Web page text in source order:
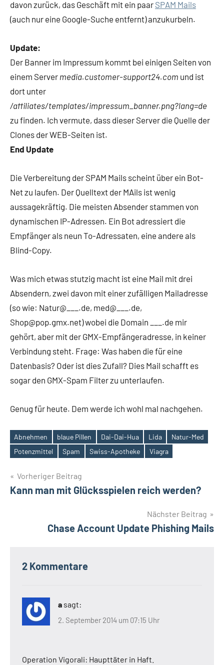
davon zurück, das Geschäft mit ein paar SPAM Mails
(auch nur eine Google-Suche entfernt) anzukurbeln.
Update:
Der Banner im Impressum kommt bei einigen Seiten von
einem Server media.customer-support24.com und ist
dort unter
/affiliates/templates/impressum_banner.png?lang=de
zu finden. Ich vermute, dass dieser Server die Quelle der
Clones der WEB-Seiten ist.
End Update
Die Verbereitung der SPAM Mails scheint über ein Bot-
Net zu laufen. Der Quelltext der MAils ist wenig
aussagekräftig. Die meisten Absender stammen von
dynamischen IP-Adressen. Ein Bot adressiert die
Empfänger als neun To-Adressaten, eine andere als
Blind-Copy.
Was mich etwas stutzig macht ist eine Mail mit drei
Absendern, zwei davon mit einer zufälligen Mailadresse
(so wie: Natur@___.de, med@___.de,
Shop@pop.gmx.net) wobei die Domain ___.de mir
gehört, aber mit der GMX-Empfängeradresse, in keiner
Verbindung steht. Frage: Was haben die für eine
Datenbasis? Oder ist dies Zufall? Dies Mail schafft es
sogar den GMX-Spam Filter zu unterlaufen.
Genug für heute. Dem werde ich wohl mal nachgehen.
Schlagwörter
Abnehmen blaue Pillen Dai-Dai-Hua Lida
Natur-Med
Potenzmittel
Spam Swiss-Apotheke Viagra
Beitragsnavigation
Vorheriger Beitrag
Kann man mit Glücksspielen reich werden?
Nächster Beitrag
Chase Account Update Phishing Mails
2 Kommentare
a sagt:
2. September 2014 um 07:15 Uhr
Operation Vigorali: Haupttäter in Haft.